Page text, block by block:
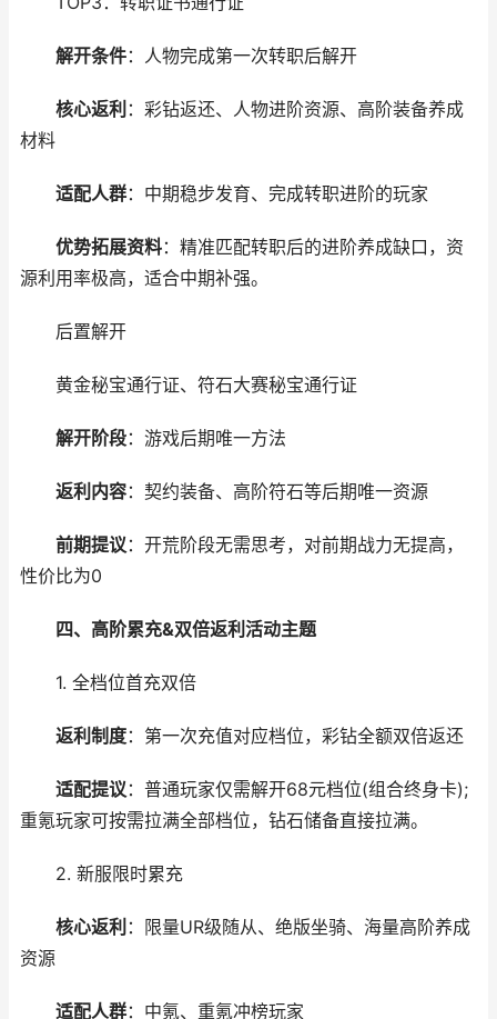
解开条件：人物完成第一次转职后解开
核心返利 ：彩钻返还、人物进阶资源、高阶装备养成
材料
适配人群：中期稳步发育、完成转职进阶的玩家
优势拓展资料：精准匹配转职后的进阶养成缺口，资
源利用率极高，适合中期补强。
后置解开
黄金秘宝通行证、符石大赛秘宝通行证
解开阶段：游戏后期唯一方法
返利内容：契约装备、高阶符石等后期唯一资源
前期提议：开荒阶段无需思考，对前期战力无提高，
性价比为0
四、高阶累充&双倍返利活动主题
1. 全档位首充双倍
返利制度：第一次充值对应档位，彩钻全额双倍返还
适配提议：普通玩家仅需解开68元档位(组合终身卡);
重氪玩家可按需拉满全部档位，钻石储备直接拉满。
2. 新服限时累充
核心返利 ：限量UR级随从、绝版坐骑、海量高阶养成
资源
适配人群：中氪、重氪冲榜玩家